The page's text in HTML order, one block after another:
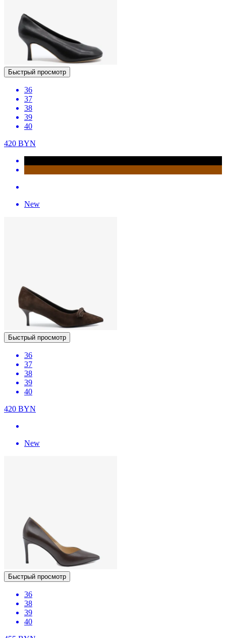
Быстрый просмотр
36
37
38
39
40
420 BYN
New
Быстрый просмотр
36
37
38
39
40
420 BYN
New
Быстрый просмотр
36
38
39
40